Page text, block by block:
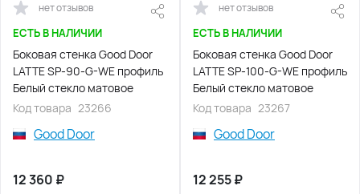
нет отзывов
ЕСТЬ В НАЛИЧИИ
Боковая стенка Good Door
LATTE SP-90-G-WE профиль
Белый стекло матовое
Код товара 23266
Good Door
12 360 ₽
нет отзывов
ЕСТЬ В НАЛИЧИИ
Боковая стенка Good Door
LATTE SP-100-G-WE профиль
Белый стекло матовое
Код товара 23267
Good Door
12 255₽